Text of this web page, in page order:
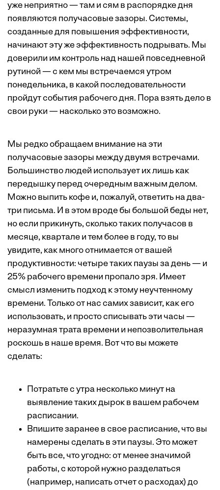
уже неприятно — там и сям в распорядке дня
появляются получасовые зазоры. Системы,
созданные для повышения эффективности,
начинают эту же эффективность подрывать. Мы
доверили им контроль над нашей повседневной
рутиной — с кем мы встречаемся утром
понедельника, в какой последовательности
пройдут события рабочего дня. Пора взять дело в
свои руки — насколько это возможно.
Мы редко обращаем внимание на эти
получасовые зазоры между двумя встречами.
Большинство людей использует их лишь как
передышку перед очередным важным делом.
Можно выпить кофе и, пожалуй, ответить на два-
три письма. И в этом вроде бы большой беды нет,
но если прикинуть, сколько таких получасов в
месяце, квартале и тем более в году, то вы
увидите, как много отнимается от вашей
продуктивности: четыре таких паузы за день — и
25% рабочего времени пропало зря. Имеет
смысл изменить подход к этому неучтенному
времени. Только от нас самих зависит, как его
использовать, и просто списывать эти часы —
неразумная трата времени и непозволительная
роскошь в наше время. Вот что вы можете
сделать:
Потратьте с утра несколько минут на
выявление таких дырок в вашем рабочем
расписании.
Впишите заранее в свое расписание, что вы
намерены сделать в эти паузы. Это может
быть все, что угодно: от менее значимой
работы, с которой нужно разделаться
(например, написать отчет о расходах) до